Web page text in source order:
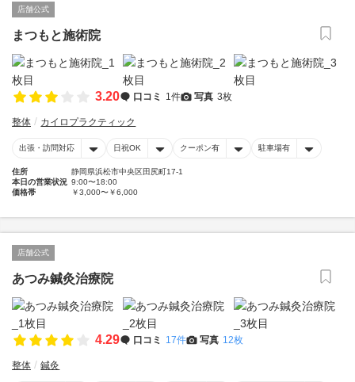
店舗公式
まつもと施術院
3.20 口コミ 1件 写真 3枚
整体 カイロプラクティック
出張・訪問対応 日祝OK クーポン有 駐車場有
住所
静岡県浜松市中央区田尻町17-1
本日の営業状況 9:00〜18:00
価格帯
￥3,000〜￥6,000
店舗公式
あつみ鍼灸治療院
4.29 口コミ 17件 写真 12枚
整体 鍼灸